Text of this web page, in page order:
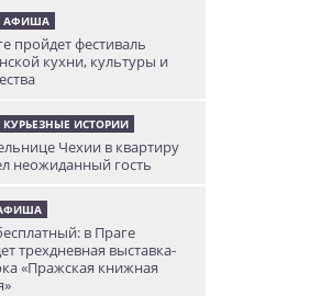
АФИША
пройдет фестиваль
кухни, культуры и
КУРЬЕЗНЫЕ ИСТОРИИ
Чехии в квартиру
неожиданный гость
в Праге
трехдневная выставка-
«Пражская книжная